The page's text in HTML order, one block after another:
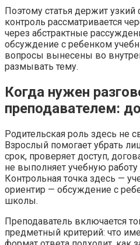
Поэтому статья держит
контроль рассматривается
через абстрактные
обсуждение с ребенком
вопросы вынесены во
размывать тему.
Когда нужен
преподавателем:
Родительская роль здесь не
Взрослый помогает убрать
срок, проверяет доступ,
не выполняет учебную
Контрольная точка здесь —
ориентир — обсуждение с
школы.
Преподаватель включается
предметный критерий: что